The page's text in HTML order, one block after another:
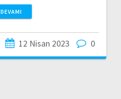
DEVAMI
12 Nisan 2023 0